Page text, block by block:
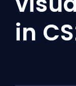
in